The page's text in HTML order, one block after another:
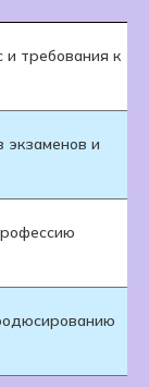
и требования к
экзаменов и